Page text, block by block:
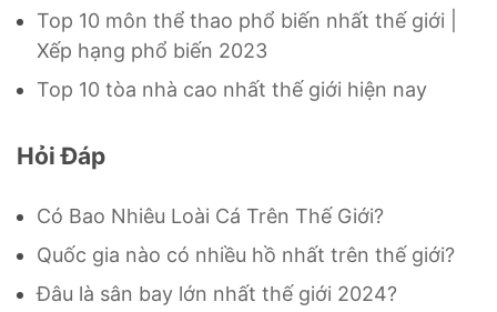
Top 10 môn thể thao phổ biến nhất thế giới |
Xếp hạng phổ biến 2023
Top 10 tòa nhà cao nhất thế giới hiện nay
Hỏi Đáp
Có Bao Nhiêu Loài Cá Trên Thế Giới?
Quốc gia nào có nhiều hồ nhất trên thế giới?
Đâu là sân bay lớn nhất thế giới 2024?